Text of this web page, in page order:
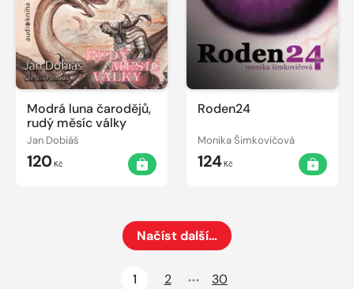
Modrá luna čarodějů,
rudý měsíc války
Jan Dobiáš
120Kč
Roden24
Monika Šimkovičová
124Kč
Načíst další…
1
2 30